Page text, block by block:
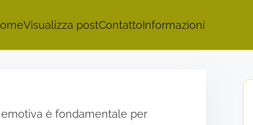
Visualizza postContattoInformazioni
è fondamentale per